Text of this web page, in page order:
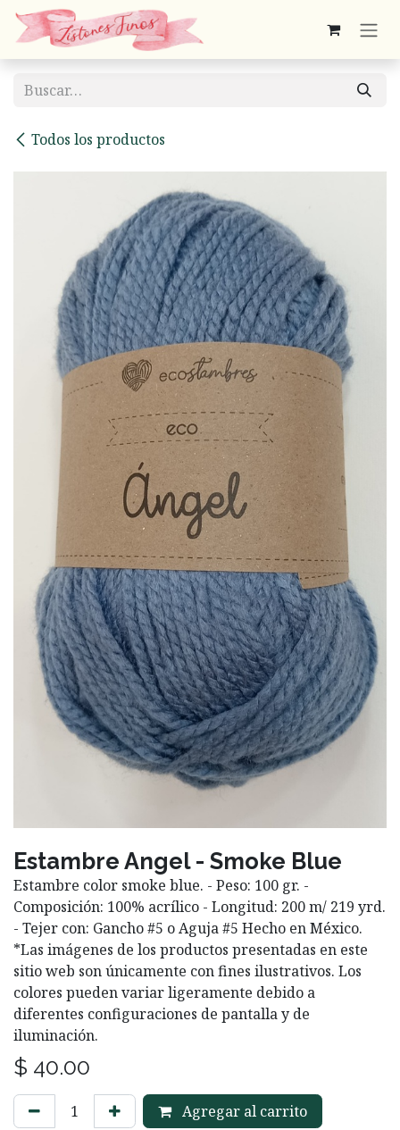
Ir al contenido
Todos los productos
Estambre Angel - Smoke Blue
Estambre color smoke blue. - Peso: 100 gr. -
Composición: 100% acrílico - Longitud: 200 m/ 219 yrd.
- Tejer con: Gancho #5 o Aguja #5 Hecho en México.
*Las imágenes de los productos presentadas en este
sitio web son únicamente con fines ilustrativos. Los
colores pueden variar ligeramente debido a
diferentes configuraciones de pantalla y de
iluminación.
$ 40.00
Agregar al carrito